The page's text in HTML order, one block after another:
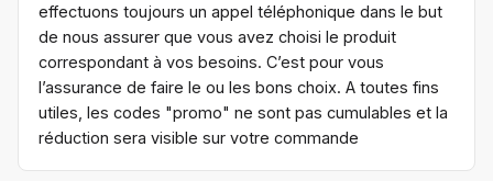
effectuons toujours un appel téléphonique dans le but
de nous assurer que vous avez choisi le produit
correspondant à vos besoins. C’est pour vous
l’assurance de faire le ou les bons choix. A toutes fins
utiles, les codes "promo" ne sont pas cumulables et la
réduction sera visible sur votre commande